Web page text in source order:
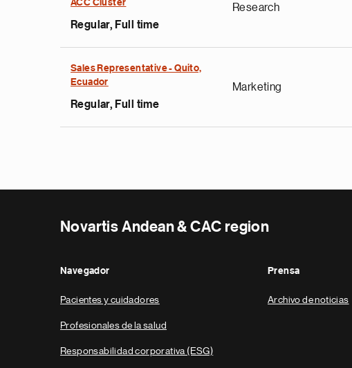
ACC Cluster
Regular, Full time
Research
Sales Representative - Quito,
Ecuador
Regular, Full time
Marketing
Novartis Andean & CAC region
Navegador
Pacientes y cuidadores
Profesionales de la salud
Responsabilidad corporativa (ESG)
Prensa
Archivo de noticias